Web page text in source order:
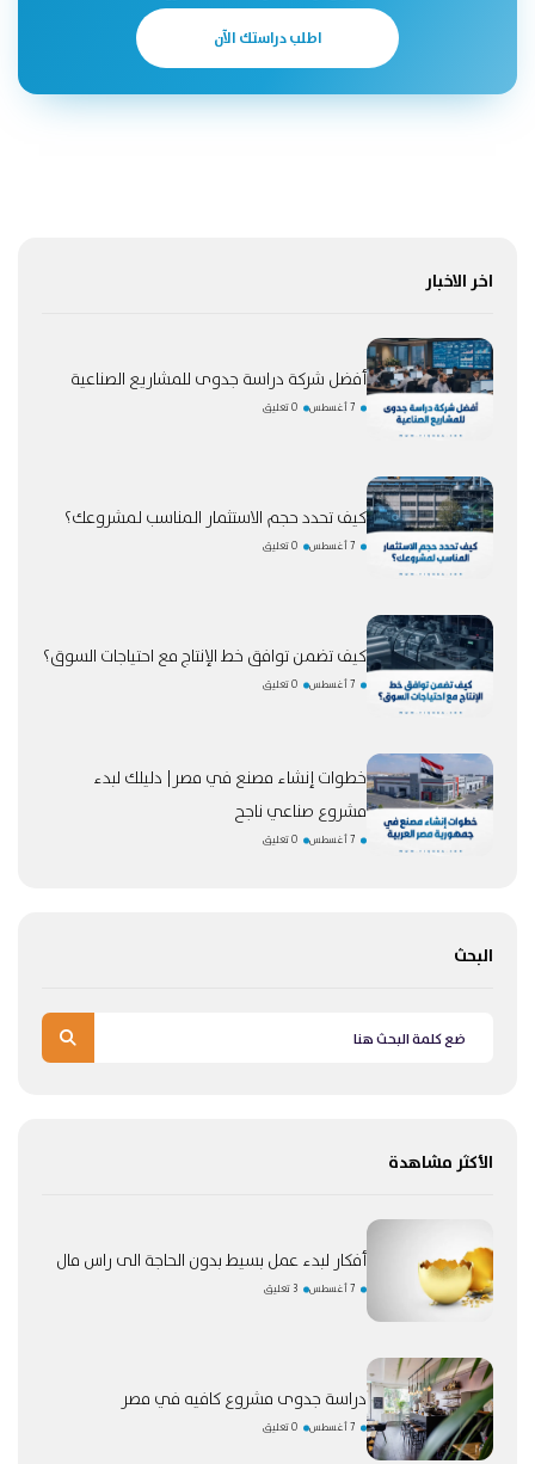
اطلب دراستك الآن
اخر الاخبار
أفضل شركة دراسة جدوى للمشاريع الصناعية
7 أغسطس 0 تعليق
كيف تحدد حجم الاستثمار المناسب لمشروعك؟
7 أغسطس 0 تعليق
كيف تضمن توافق خط الإنتاج مع احتياجات السوق؟
7 أغسطس 0 تعليق
خطوات إنشاء مصنع في مصر| دليلك لبدء
مشروع صناعي ناجح
7 أغسطس 0 تعليق
البحث
الأكثر مشاهدة
أفكار لبدء عمل بسيط بدون الحاجة الى راس مال
7 أغسطس 3 تعليق
دراسة جدوى مشروع كافيه في مصر
7 أغسطس 0 تعليق